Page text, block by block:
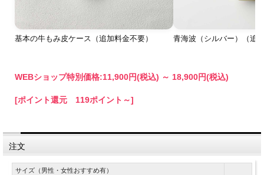
基本の牛もみ皮ケース（追加料金不要） 青海波（シルバー）（追
WEBショップ特別価格:11,900円(税込) ～ 18,900円(税込)
[ポイント還元 119ポイント～]
注文
サイズ（男性・女性おすすめ有）